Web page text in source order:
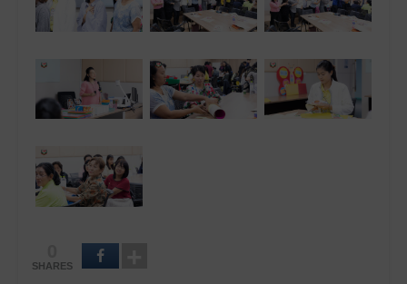
SHARES